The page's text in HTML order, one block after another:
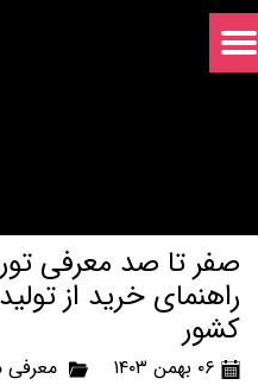
صفر تا صد معرفی
راهنمای خرید از
کشور
۰۶ بهمن ۱۴۰۳